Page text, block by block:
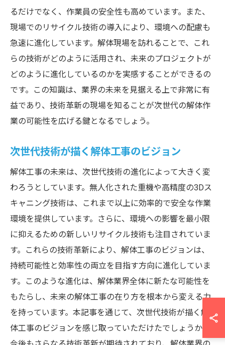
るだけでなく、作業員の安全性も高めています。また、
現場でのリサイクル技術の導入により、環境への配慮も
急速に進化しています。解体現場を訪れることで、これ
らの技術がどのように活用され、未来のプロジェクトが
どのように進化しているのかを実感することができるの
です。この知識は、業界の未来を見据える上で非常に有
益であり、技術革新の現場を知ることが次世代の解体作
業の可能性を広げる鍵となるでしょう。
次世代技術が描く解体工事のビジョン
解体工事の未来は、次世代技術の進化によって大きく変
わろうとしています。無人化された重機や高精度の3Dス
キャニング技術は、これまで以上に効率的で安全な作業
環境を提供しています。さらに、環境への影響を最小限
に抑えるための新しいリサイクル技術も注目されていま
す。これらの技術革新により、解体工事のビジョンは、
持続可能性と効率性の両立を目指す方向に進化していま
す。このような進化は、解体業界全体に新たな可能性を
もたらし、未来の解体工事の在り方を根本から変える力
を持っています。本記事を通じて、次世代技術が描く解
体工事のビジョンを感じ取っていただけたでしょうか。